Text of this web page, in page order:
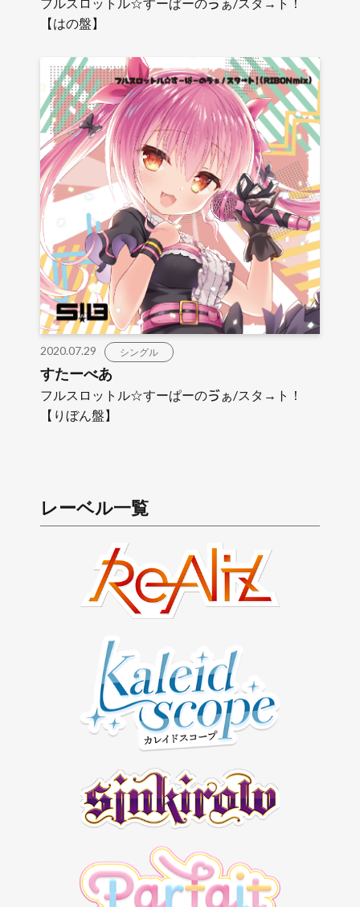
フルスロットル☆すーぱーのゔぁ/スタ→ト！
【はの盤】
2020.07.29 シングル
すたーべあ
フルスロットル☆すーぱーのゔぁ/スタ→ト！
【りぼん盤】
レーベル一覧